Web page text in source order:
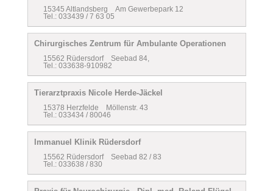
15345 Altlandsberg Am Gewerbepark 12
Tel.: 033439 / 7 63 05
Chirurgisches Zentrum für Ambulante Operationen
15562 Rüdersdorf Seebad 84,
Tel.: 033638-910982
Tierarztpraxis Nicole Herde-Jäckel
15378 Herzfelde Möllenstr. 43
Tel.: 033434 / 80046
Immanuel Klinik Rüdersdorf
15562 Rüdersdorf Seebad 82 / 83
Tel.: 033638 / 830